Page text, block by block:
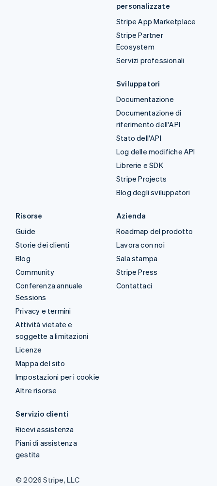
personalizzate
Stripe App Marketplace
Stripe Partner
Ecosystem
Servizi professionali
Sviluppatori
Documentazione
Documentazione di
riferimento dell'API
Stato dell'API
Log delle modifiche API
Librerie e SDK
Stripe Projects
Blog degli sviluppatori
Risorse
Guide
Storie dei clienti
Blog
Community
Conferenza annuale
Sessions
Privacy e termini
Attività vietate e
soggette a limitazioni
Licenze
Mappa del sito
Impostazioni per i cookie
Altre risorse
Azienda
Roadmap del prodotto
Lavora con noi
Sala stampa
Stripe Press
Contattaci
Servizio clienti
Ricevi assistenza
Piani di assistenza
gestita
© 2026 Stripe, LLC